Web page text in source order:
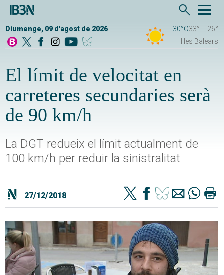
Diumenge, 09 d'agost de 2026 30°C33°
26°
Illes Balears
El límit de velocitat en
carreteres secundaries serà
de 90 km/h
La DGT redueix el límit actualment de
100 km/h per reduir la sinistralitat
27/12/2018